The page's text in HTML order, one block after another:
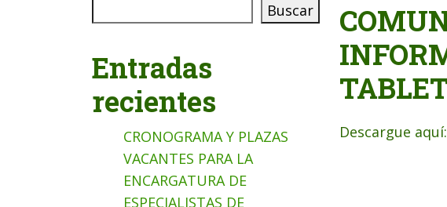
Descargue aquí:
Buscar
Entradas
recientes
CRONOGRAMA Y PLAZAS
VACANTES PARA LA
ENCARGATURA DE
ESPECIALISTAS DE